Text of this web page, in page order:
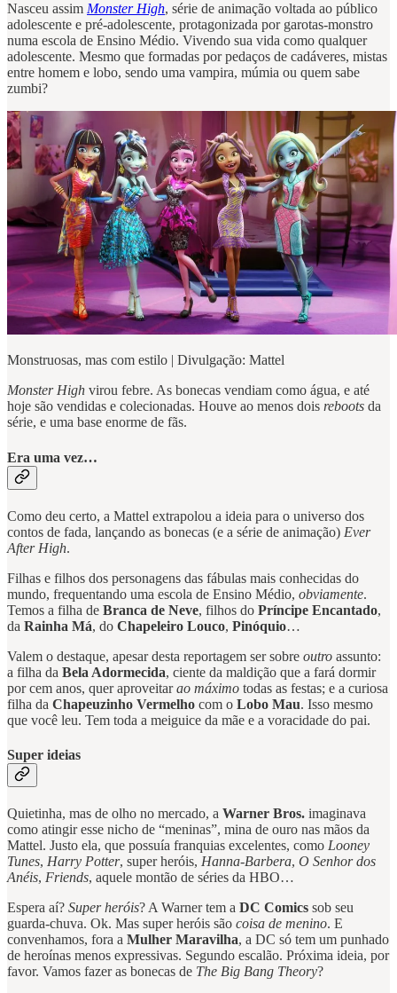
Nasceu assim Monster High, série de animação voltada ao público
adolescente e pré-adolescente, protagonizada por garotas-monstro
numa escola de Ensino Médio. Vivendo sua vida como qualquer
adolescente. Mesmo que formadas por pedaços de cadáveres, mistas
entre homem e lobo, sendo uma vampira, múmia ou quem sabe
zumbi?
Monstruosas, mas com estilo | Divulgação: Mattel
Monster High virou febre. As bonecas vendiam como água, e até
hoje são vendidas e colecionadas. Houve ao menos dois reboots da
série, e uma base enorme de fãs.
Era uma vez…
Como deu certo, a Mattel extrapolou a ideia para o universo dos
contos de fada, lançando as bonecas (e a série de animação) Ever
After High.
Filhas e filhos dos personagens das fábulas mais conhecidas do
mundo, frequentando uma escola de Ensino Médio, obviamente.
Temos a filha de Branca de Neve, filhos do Príncipe Encantado,
da Rainha Má, do Chapeleiro Louco, Pinóquio…
Valem o destaque, apesar desta reportagem ser sobre outro assunto:
a filha da Bela Adormecida, ciente da maldição que a fará dormir
por cem anos, quer aproveitarao máximo todas as festas; e a curiosa
filha da Chapeuzinho Vermelho com o Lobo Mau. Isso mesmo
que você leu. Tem toda a meiguice da mãe e a voracidade do pai.
Super ideias
Quietinha, mas de olho no mercado, a Warner Bros. imaginava
como atingir esse nicho de “meninas”, mina de ouro nas mãos da
Mattel. Justo ela, que possuía franquias excelentes, como Looney
Tunes, Harry Potter, super heróis, Hanna-Barbera, O Senhor dos
Anéis, Friends, aquele montão de séries da HBO…
Espera aí? Super heróis? A Warner tem a DC Comics sob seu
guarda-chuva. Ok. Mas super heróis são coisa de menino. E
convenhamos, fora a Mulher Maravilha, a DC só tem um punhado
de heroínas menos expressivas. Segundo escalão. Próxima ideia, por
favor. Vamos fazer as bonecas de The Big Bang Theory?